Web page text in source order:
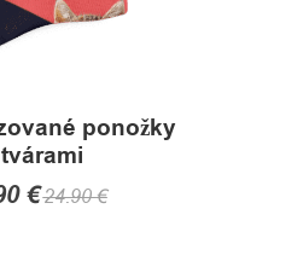
ponožky
€24.90€